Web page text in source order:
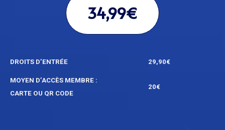
34,99€
DROITS D’ENTRÉE 29,90€
MOYEN D’ACCÈS MEMBRE :
CARTE OU QR CODE
20€